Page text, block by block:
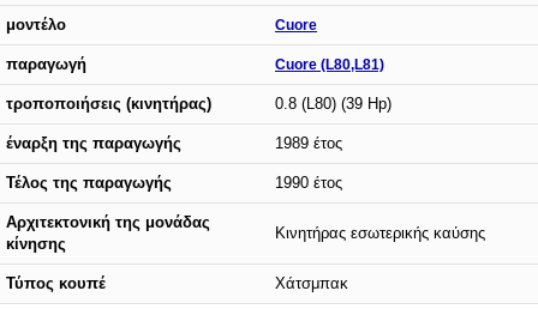
μοντέλο Cuore
παραγωγή Cuore (L80,L81)
τροποποιήσεις (κινητήρας) 0.8 (L80) (39 Hp)
έναρξη της παραγωγής 1989 έτος
Τέλος της παραγωγής 1990 έτος
Αρχιτεκτονική της μονάδας
κίνησης
Κινητήρας εσωτερικής καύσης
Τύπος κουπέ Χάτσμπακ